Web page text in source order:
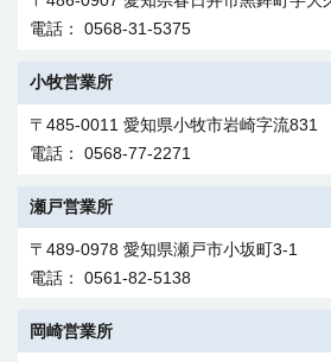
電話： 0568-31-5375
小牧営業所
〒485-0011 愛知県小牧市岩崎字流831
電話： 0568-77-2271
瀬戸営業所
〒489-0978 愛知県瀬戸市小坂町3-1
電話： 0561-82-5138
岡崎営業所